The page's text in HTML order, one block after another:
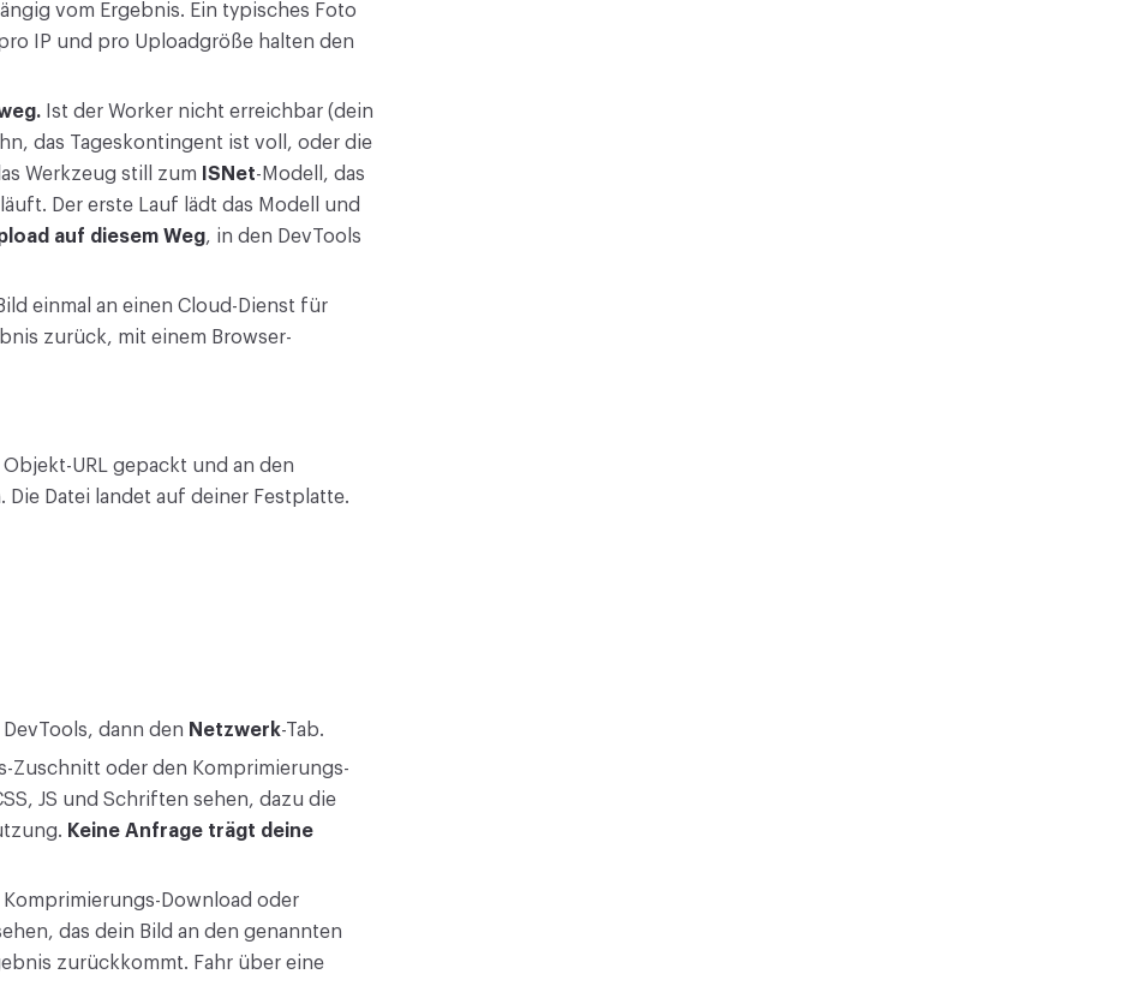
vom Ergebnis. Ein typisches Foto
IP und pro Uploadgröße halten den
Ist der Worker nicht erreichbar (dein
das Tageskontingent ist voll, oder die
Werkzeug still zum
ISNet-Modell, das
Der erste Lauf lädt das Modell und
auf diesem Weg, in den DevTools
einmal an einen Cloud-Dienst für
zurück, mit einem Browser-
URL gepackt und an den
Datei landet auf deiner Festplatte.
dann den Netzwerk-Tab.
Zuschnitt oder den Komprimierungs-
JS und Schriften sehen, dazu die
Keine Anfrage trägt deine
Komprimierungs-Download oder
das dein Bild an den genannten
zurückkommt. Fahr über eine